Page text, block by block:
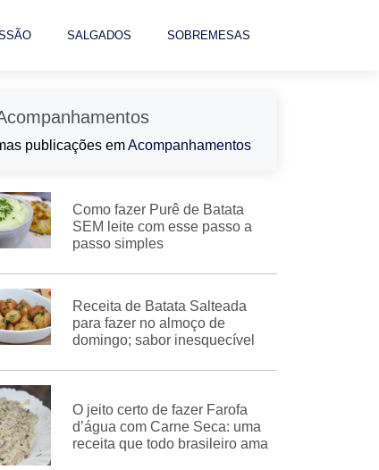
SALGADOS SOBREMESAS
publicações emAcompanhamentos
Como fazer Purê de Batata
SEM leite com esse passo a
passo simples
Receita de Batata Salteada
para fazer no almoço de
domingo; sabor inesquecível
O jeito certo de fazer Farofa
d’água com Carne Seca: uma
receita que todo brasileiro ama